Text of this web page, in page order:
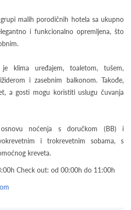
malih porodičnih hotela sa ukupno
i funkcionalno opremljena, što
klima uređajem, toaletom, tušem,
i zasebnim balkonom. Takođe,
a gosti mogu koristiti uslugu čuvanja
noćenja s doručkom (BB) i
i trokrevetnim sobama, s
kreveta.
Check out: od 00:00h do 11:00h